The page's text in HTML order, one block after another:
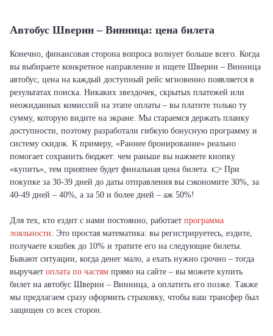
Автобус Шверин – Винница: цена билета
Конечно, финансовая сторона вопроса волнует больше всего. Когда
вы выбираете конкретное направление и ищете Шверин – Винница
автобус, цена на каждый доступный рейс мгновенно появляется в
результатах поиска. Никаких звездочек, скрытых платежей или
неожиданных комиссий на этапе оплаты – вы платите только ту
сумму, которую видите на экране. Мы стараемся держать планку
доступности, поэтому разработали гибкую бонусную программу и
систему скидок. К примеру, «Раннее бронирование» реально
помогает сохранить бюджет: чем раньше вы нажмете кнопку
«купить», тем приятнее будет финальная цена билета. 👉 При
покупке за 30-39 дней до даты отправления вы сэкономите 30%, за
40-49 дней – 40%, а за 50 и более дней – аж 50%!
Для тех, кто ездит с нами постоянно, работает программа
лояльности. Это простая математика: вы регистрируетесь, ездите,
получаете кэшбек до 10% и тратите его на следующие билеты.
Бывают ситуации, когда денег мало, а ехать нужно срочно – тогда
выручает оплата по частям прямо на сайте – вы можете купить
билет на автобус Шверин – Винница, а оплатить его позже. Также
мы предлагаем сразу оформить страховку, чтобы ваш трансфер был
защищен со всех сторон.